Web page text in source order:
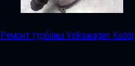
Ремонт турбины Volkswagen Kaddi